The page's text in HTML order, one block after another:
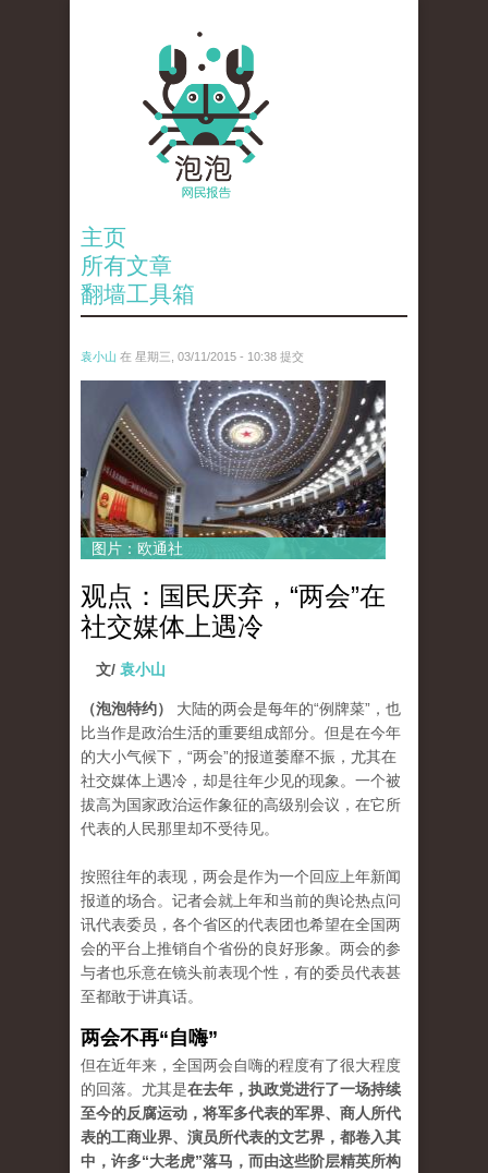
主页
所有文章
翻墙工具箱
袁小山 在 星期三, 03/11/2015 - 10:38 提交
anp-31778118.jpg
图片：欧通社
观点：国民厌弃，“两会”在
社交媒体上遇冷
文/ 袁小山
（泡泡特约） 大陆的两会是每年的“例牌菜”，也
比当作是政治生活的重要组成部分。但是在今年
的大小气候下，“两会”的报道萎靡不振，尤其在
社交媒体上遇冷，却是往年少见的现象。一个被
拔高为国家政治运作象征的高级别会议，在它所
代表的人民那里却不受待见。
按照往年的表现，两会是作为一个回应上年新闻
报道的场合。记者会就上年和当前的舆论热点问
讯代表委员，各个省区的代表团也希望在全国两
会的平台上推销自个省份的良好形象。两会的参
与者也乐意在镜头前表现个性，有的委员代表甚
至都敢于讲真话。
两会不再“自嗨”
但在近年来，全国两会自嗨的程度有了很大程度
的回落。尤其是在去年，执政党进行了一场持续
至今的反腐运动，将军多代表的军界、商人所代
表的工商业界、演员所代表的文艺界，都卷入其
中，许多“大老虎”落马，而由这些阶层精英所构